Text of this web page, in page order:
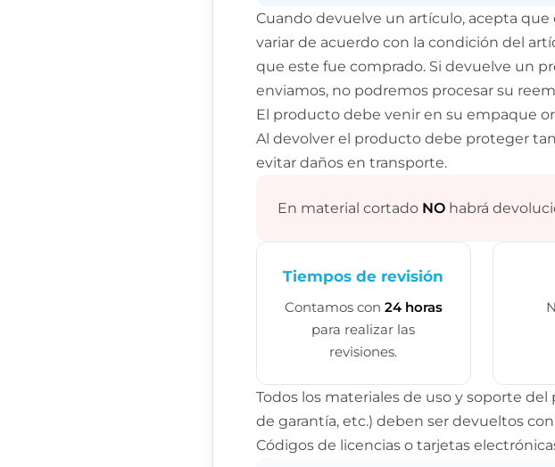
Cuando devuelve un artículo, acepta
variar de acuerdo con la condición del
que este fue comprado. Si devuelve un
enviamos, no podremos procesar su
El producto debe venir en su empaque
Al devolver el producto debe proteger
evitar daños en transporte.
En material cortado NO habrá
Tiempos de revisión
Contamos con 24 horas
para realizar las
revisiones.
Todos los materiales de uso y soporte
de garantía, etc.) deben ser devueltos
Códigos de licencias o tarjetas